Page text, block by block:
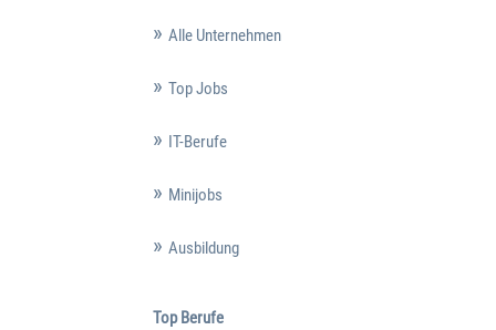
Alle Unternehmen
Top Jobs
IT-Berufe
Minijobs
Ausbildung
Top Berufe